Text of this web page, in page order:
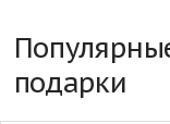
подарки